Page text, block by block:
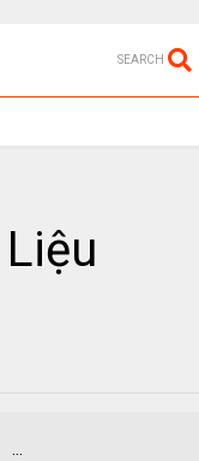
SEARCH
...